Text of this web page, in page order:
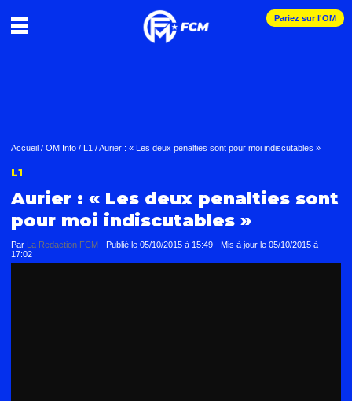
Pariez sur l'OM
Accueil / OM Info / L1 /Aurier : « Les deux penalties sont pour moi indiscutables »
L1
Aurier : « Les deux penalties sont
pour moi indiscutables »
Par La Redaction FCM - Publié le 05/10/2015 à 15:49 - Mis à jour le 05/10/2015 à
17:02